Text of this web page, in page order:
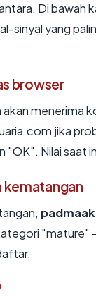
Di bawah
sinyal yang
browser
menerima
jika
"OK". Nilai saat
kematangan
"mature"